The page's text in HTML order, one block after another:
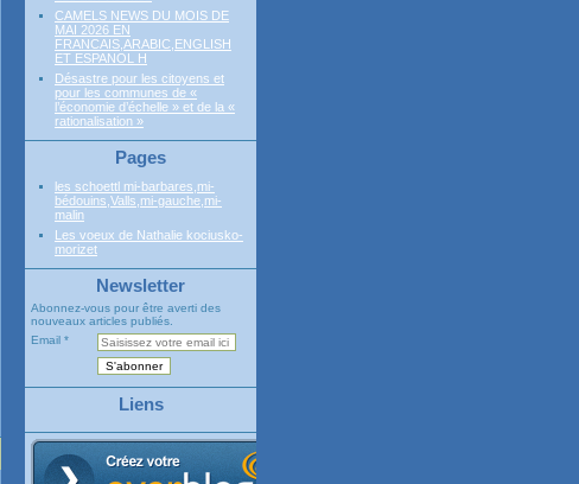
CAMELS NEWS DU MOIS DE
MAI 2026 EN
FRANCAIS,ARABIC,ENGLISH
ET ESPANOL H
Désastre pour les citoyens et
pour les communes de «
l’économie d’échelle » et de la «
rationalisation »
Pages
les schoettl mi-barbares,mi-
bédouins,Valls,mi-gauche,mi-
malin
Les voeux de Nathalie kociusko-
morizet
Newsletter
Abonnez-vous pour être averti des
nouveaux articles publiés.
Email
Liens